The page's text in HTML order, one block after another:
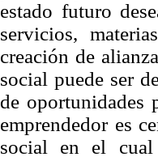
estado futuro
servicios,
creación de
social puede ser
de oportunidades
emprendedor es
social en el cual